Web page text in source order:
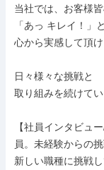
当社では、お客様
「あっ キレイ！」と
心から実感して頂け
日々様々な挑戦と
取り組みを続けてい
【社員インタビュ
員。未経験からの挑
新しい職種に挑戦し